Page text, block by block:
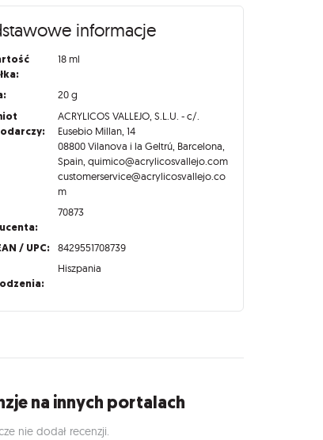
informacje
18 ml
20 g
ACRYLICOS VALLEJO, S.L.U. - c/.
Eusebio Millan, 14
08800 Vilanova i la Geltrú, Barcelona,
Spain, quimico@acrylicosvallejo.com
customerservice@acrylicosvallejo.co
m
70873
/ UPC: 8429551708739
Hiszpania
na innych portalach
nie dodał recenzji.